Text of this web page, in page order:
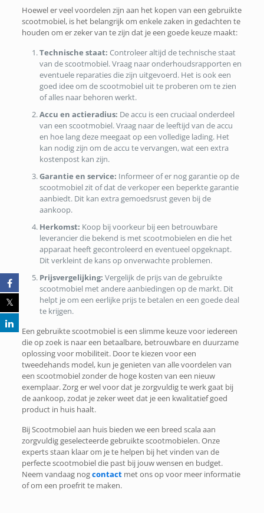
Hoewel er veel voordelen zijn aan het kopen van een gebruikte
scootmobiel, is het belangrijk om enkele zaken in gedachten te
houden om er zeker van te zijn dat je een goede keuze maakt:
Technische staat: Controleer altijd de technische staat
van de scootmobiel. Vraag naar onderhoudsrapporten en
eventuele reparaties die zijn uitgevoerd. Het is ook een
goed idee om de scootmobiel uit te proberen om te zien
of alles naar behoren werkt.
Accu en actieradius: De accu is een cruciaal onderdeel
van een scootmobiel. Vraag naar de leeftijd van de accu
en hoe lang deze meegaat op een volledige lading. Het
kan nodig zijn om de accu te vervangen, wat een extra
kostenpost kan zijn.
Garantie en service: Informeer of er nog garantie op de
scootmobiel zit of dat de verkoper een beperkte garantie
aanbiedt. Dit kan extra gemoedsrust geven bij de
aankoop.
Herkomst: Koop bij voorkeur bij een betrouwbare
leverancier die bekend is met scootmobielen en die het
apparaat heeft gecontroleerd en eventueel opgeknapt.
Dit verkleint de kans op onverwachte problemen.
Prijsvergelijking: Vergelijk de prijs van de gebruikte
scootmobiel met andere aanbiedingen op de markt. Dit
helpt je om een eerlijke prijs te betalen en een goede deal
te krijgen.
Een gebruikte scootmobiel is een slimme keuze voor iedereen
die op zoek is naar een betaalbare, betrouwbare en duurzame
oplossing voor mobiliteit. Door te kiezen voor een
tweedehands model, kun je genieten van alle voordelen van
een scootmobiel zonder de hoge kosten van een nieuw
exemplaar. Zorg er wel voor dat je zorgvuldig te werk gaat bij
de aankoop, zodat je zeker weet dat je een kwalitatief goed
product in huis haalt.
Bij Scootmobiel aan huis bieden we een breed scala aan
zorgvuldig geselecteerde gebruikte scootmobielen. Onze
experts staan klaar om je te helpen bij het vinden van de
perfecte scootmobiel die past bij jouw wensen en budget.
Neem vandaag nogcontactmet ons op voor meer informatie
of om een proefrit te maken.